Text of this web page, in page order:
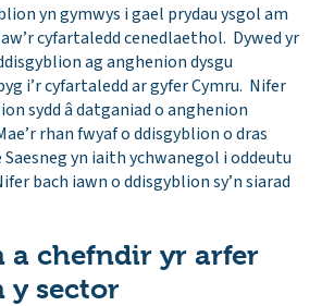
yn gymwys i gael prydau ysgol am
cyfartaledd cenedlaethol. Dywed yr
ag anghenion dysgu
i’r cyfartaledd ar gyfer Cymru. Nifer
sydd â datganiad o anghenion
rhan fwyaf o ddisgyblion o dras
yn iaith ychwanegol i oddeutu
bach iawn o ddisgyblion sy’n siarad
a chefndir yr arfer
y sector